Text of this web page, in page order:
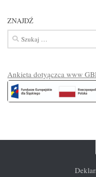
ZNAJDŹ
Szukaj:
Ankieta dotyączca www